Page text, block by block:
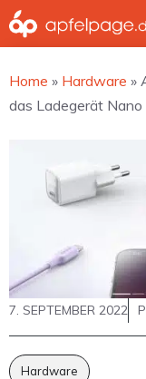
Zum
Inhalt
Home » Hardware »
das Ladegerät
7. SEPTEMBER 2022
Hardware